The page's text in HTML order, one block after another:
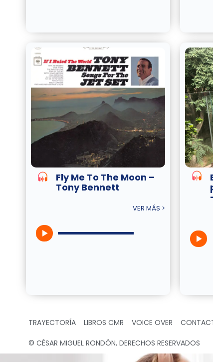
Fly Me To The Moon –
Tony Bennett
VER MÁS >
TRAYECTORÍA LIBROS CMR VOICE OVER
© CÉSAR MIGUEL RONDÓN, DERECHOS RESERVADOS